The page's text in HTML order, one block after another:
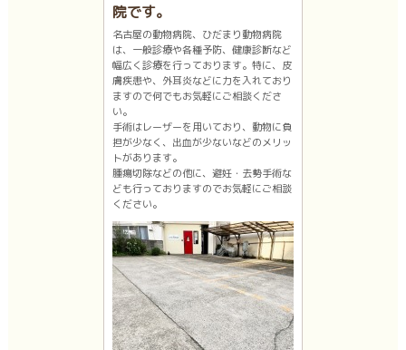
院です。
名古屋の動物病院、ひだまり動物病院
は、一般診療や各種予防、健康診断など
幅広く診療を行っております。特に、皮
膚疾患や、外耳炎などに力を入れており
ますので何でもお気軽にご相談くださ
い。
手術はレーザーを用いており、動物に負
担が少なく、出血が少ないなどのメリッ
トがあります。
腫瘍切除などの他に、避妊・去勢手術な
ども行っておりますのでお気軽にご相談
ください。